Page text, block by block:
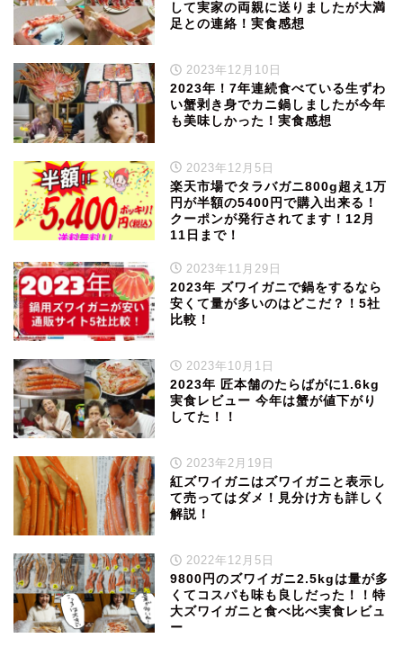
して実家の両親に送りましたが大満
足との連絡！実食感想
2023年12月10日
2023年！7年連続食べている生ずわ
い蟹剥き身でカニ鍋しましたが今年
も美味しかった！実食感想
2023年12月5日
楽天市場でタラバガニ800g超え1万
円が半額の5400円で購入出来る！
クーポンが発行されてます！12月
11日まで！
2023年11月29日
2023年 ズワイガニで鍋をするなら
安くて量が多いのはどこだ？！5社
比較！
2023年10月1日
2023年 匠本舗のたらばがに1.6kg
実食レビュー 今年は蟹が値下がり
してた！！
2023年2月19日
紅ズワイガニはズワイガニと表示し
て売ってはダメ！見分け方も詳しく
解説！
2022年12月5日
9800円のズワイガニ2.5kgは量が多
くてコスパも味も良しだった！！特
大ズワイガニと食べ比べ実食レビュ
ー